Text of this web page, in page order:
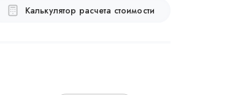
Калькулятор расчета стоимости